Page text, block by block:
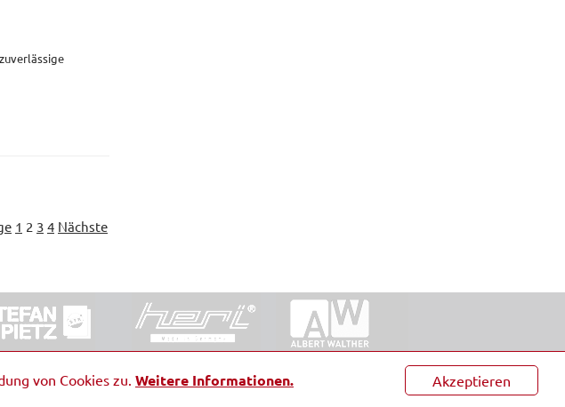
Akzeptieren
von Cookies zu. Weitere Informationen.
1 2 3 4 Nächste
Impressum Barrierefreiheit Kontakt Datenschutz